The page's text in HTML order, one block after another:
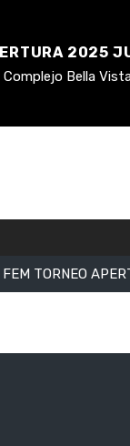
2025
Complejo Bella
TORNEO